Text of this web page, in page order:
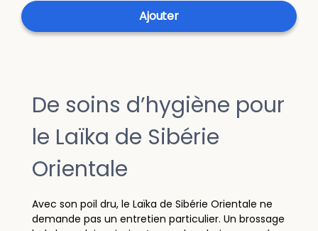
Ajouter
De soins d’hygiène pour
le Laïka de Sibérie
Orientale
Avec son poil dru, le Laïka de Sibérie Orientale ne
demande pas un entretien particulier. Un brossage